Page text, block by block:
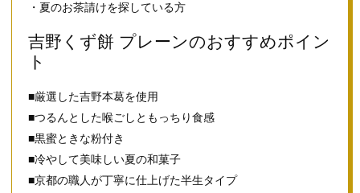
・夏のお茶請けを探している方
吉野くず餅 プレーンのおすすめポイン
ト
■厳選した吉野本葛を使用
■つるんとした喉ごしともっちり食感
■黒蜜ときな粉付き
■冷やして美味しい夏の和菓子
■京都の職人が丁寧に仕上げた半生タイプ